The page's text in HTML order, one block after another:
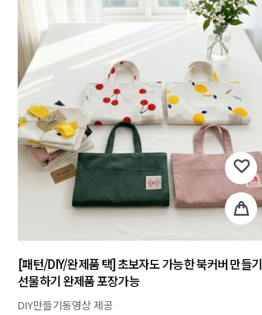
[패턴/DIY/완제품 택] 초보자도 가능한 북커버 만들기
선물하기 완제품 포장가능
DIY만들기동영상 제공